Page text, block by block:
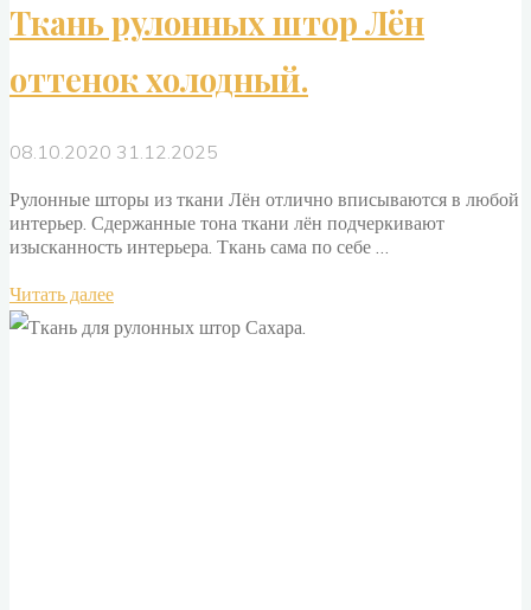
Ткань рулонных штор Лён
оттенок холодный.
08.10.2020 31.12.2025
Рулонные шторы из ткани Лён отлично вписываются в любой
интерьер. Сдержанные тона ткани лён подчеркивают
изысканность интерьера. Ткань сама по себе …
Читать далее"Ткань
рулонных